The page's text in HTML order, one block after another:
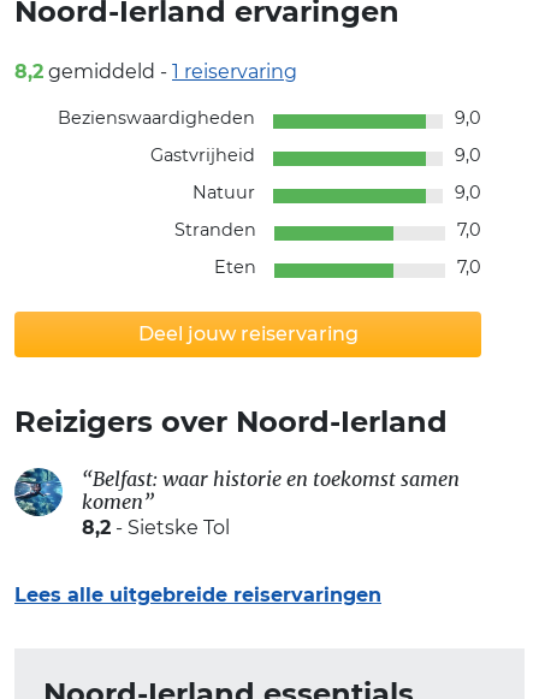
Noord-Ierland ervaringen
8,2 gemiddeld - 1 reiservaring
Bezienswaardigheden
9,0
Gastvrijheid
9,0
Natuur
9,0
Stranden
7,0
Eten
7,0
Deel jouw reiservaring
Reizigers over Noord-Ierland
“Belfast: waar historie en toekomst samen
komen”
8,2 - Sietske Tol
Lees alle uitgebreide reiservaringen